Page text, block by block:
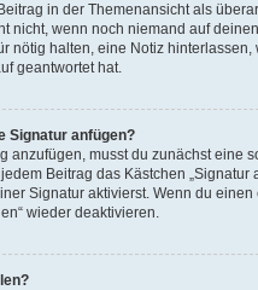
in der Themenansicht als
nicht, wenn noch niemand auf
nötig halten, eine Notiz
geantwortet hat.
Signatur anfügen?
anzufügen, musst du zunächst
Beitrag das Kästchen
Signatur aktivierst. Wenn du
wieder deaktivieren.